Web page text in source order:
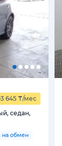
645 ₸/мес
седан,
на обмен